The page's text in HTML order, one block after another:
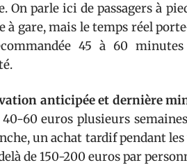
On parle ici de passagers à
à gare, mais le temps réel
45 à 60
anticipée et dernière
60 euros plusieurs semaines
un achat tardif pendant les
de 150-200 euros par